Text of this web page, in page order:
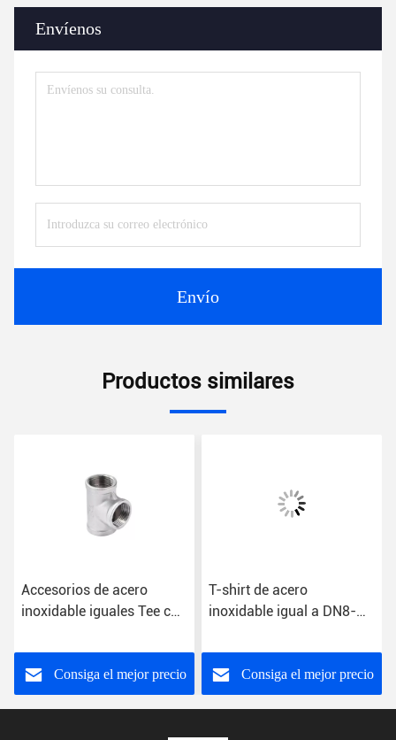
Envíenos
Envío
Productos similares
Accesorios de acero
inoxidable iguales Tee con
modelo NO. Tee 150lb
Consiga el mejor precio
T-shirt de acero
inoxidable igual a DN8-
conexiones de tuberías
Consiga el mejor precio